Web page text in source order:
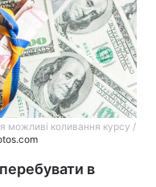
можливі коливання курсу /
в